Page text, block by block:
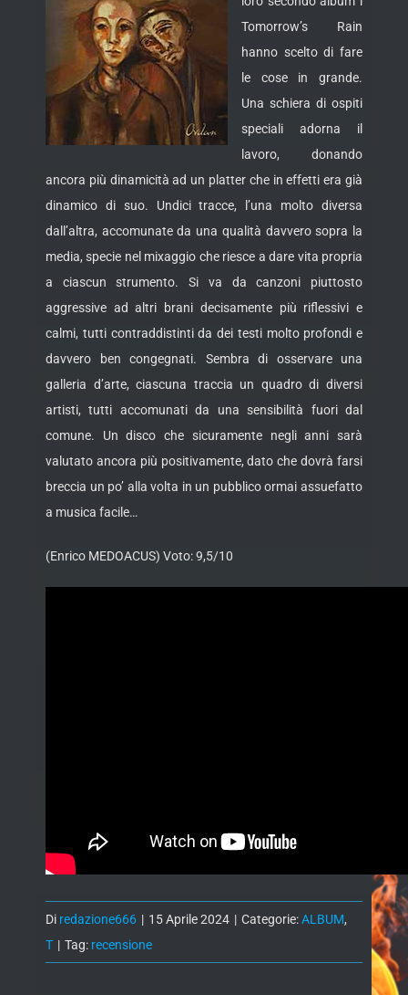
Tomorrow’s Rain
hanno scelto di fare
le cose in grande.
Una schiera di ospiti
speciali adorna il
lavoro, donando
ancora più dinamicità ad un platter che in effetti era già
dinamico di suo. Undici tracce, l’una molto diversa
dall’altra, accomunate da una qualità davvero sopra la
media, specie nel mixaggio che riesce a dare vita propria
a ciascun strumento. Si va da canzoni piuttosto
aggressive ad altri brani decisamente più riflessivi e
calmi, tutti contraddistinti da dei testi molto profondi e
davvero ben congegnati. Sembra di osservare una
galleria d’arte, ciascuna traccia un quadro di diversi
artisti, tutti accomunati da una sensibilità fuori dal
comune. Un disco che sicuramente negli anni sarà
valutato ancora più positivamente, dato che dovrà farsi
breccia un po’ alla volta in un pubblico ormai assuefatto
a musica facile…
(Enrico MEDOACUS) Voto: 9,5/10
Di redazione666 | 15 Aprile 2024 | Categorie:ALBUM,
T | Tag: recensione